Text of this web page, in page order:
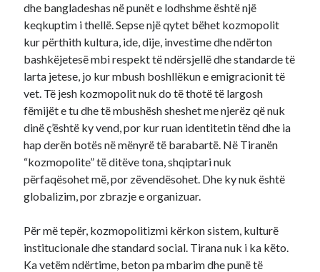
dhe bangladeshas në punët e lodhshme është një
keqkuptim i thellë. Sepse një qytet bëhet kozmopolit
kur përthith kultura, ide, dije, investime dhe ndërton
bashkëjetesë mbi respekt të ndërsjellë dhe standarde të
larta jetese, jo kur mbush boshllëkun e emigracionit të
vet. Të jesh kozmopolit nuk do të thotë të largosh
fëmijët e tu dhe të mbushësh sheshet me njerëz që nuk
dinë ç’është ky vend, por kur ruan identitetin tënd dhe ia
hap derën botës në mënyrë të barabartë. Në Tiranën
“kozmopolite” të ditëve tona, shqiptari nuk
përfaqësohet më, por zëvendësohet. Dhe ky nuk është
globalizim, por zbrazje e organizuar.
Për më tepër, kozmopolitizmi kërkon sistem, kulturë
institucionale dhe standard social. Tirana nuk i ka këto.
Ka vetëm ndërtime, beton pa mbarim dhe punë të